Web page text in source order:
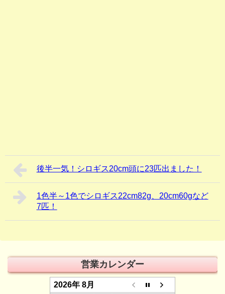
後半一気！シロギス20cm頭に23匹出ました！
1色半～1色でシロギス22cm82g、20cm60gなど
7匹！
営業カレンダー
2026年 8月